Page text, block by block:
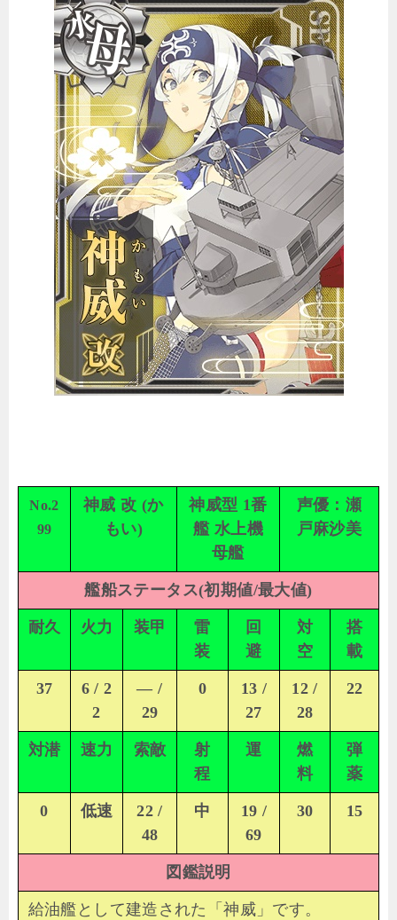
No.2
99
神威 改 (か
もい)
神威型 1番
艦 水上機
母艦
声優：瀬
戸麻沙美
艦船ステータス(初期値/最大値)
耐久 火力 装甲
雷
装
回
避
対
空
搭
載
37
6 / 2
2
— /
29
0
13 /
27
12 /
28
22
対潜 速力 索敵
射
程
運
燃
料
弾
薬
0 低速
22 /
48
中
19 /
69
30 15
図鑑説明
給油艦として建造された「神威」です。